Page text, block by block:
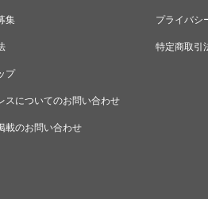
集
プ
スについてのお問い合わせ
載のお問い合わせ
プライバシ
特定商取引